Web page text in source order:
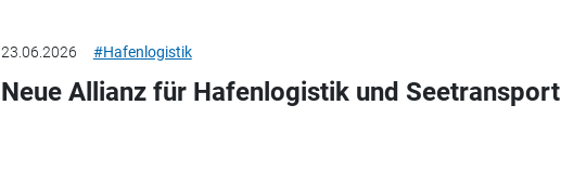
23.06.2026 #Hafenlogistik
Neue Allianz für Hafenlogistik und Seetransport